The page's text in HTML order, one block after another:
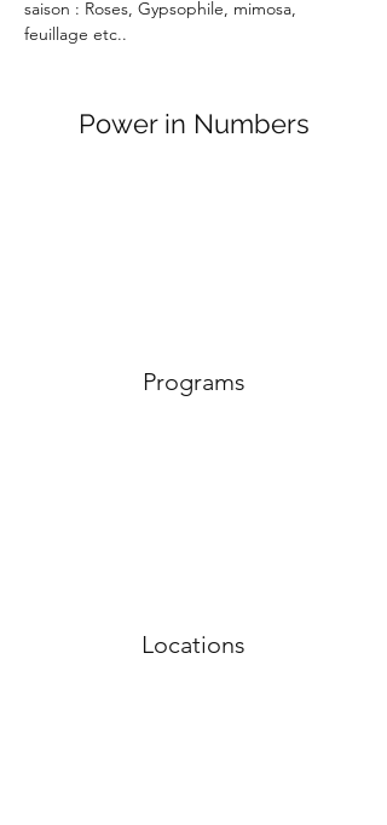
saison : Roses, Gypsophile, mimosa,
feuillage etc..
Power in Numbers
Programs
Locations